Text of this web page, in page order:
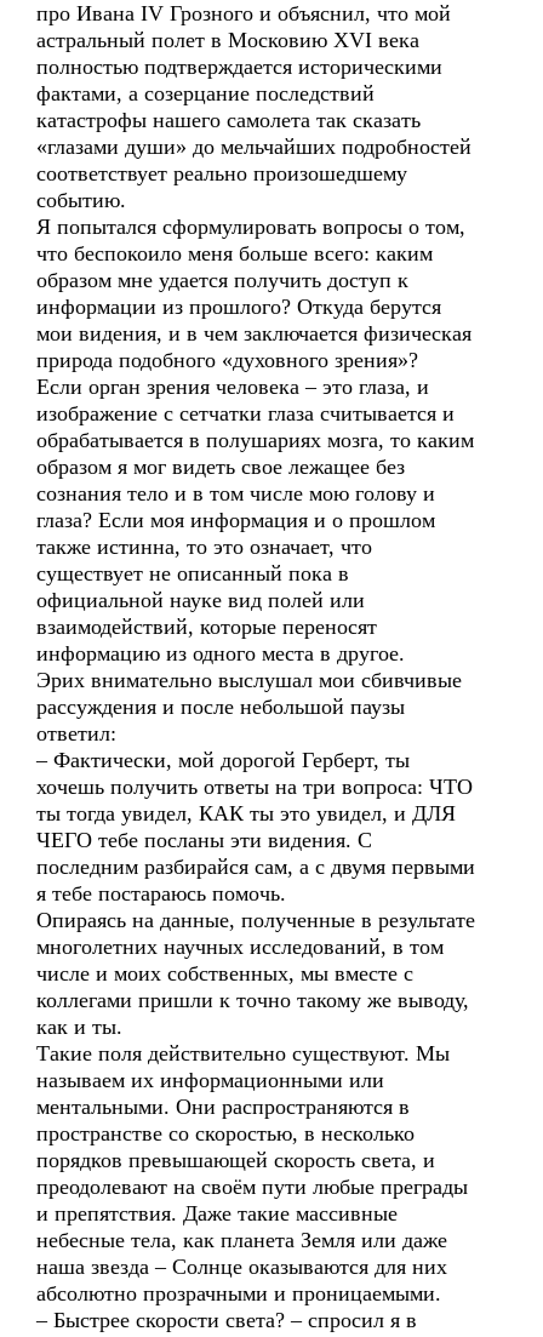
про Ивана IV Грозного и объяснил, что мой
астральный полет в Московию XVI века
полностью подтверждается историческими
фактами, а созерцание последствий
катастрофы нашего самолета так сказать
«глазами души» до мельчайших подробностей
соответствует реально произошедшему
событию.
Я попытался сформулировать вопросы о том,
что беспокоило меня больше всего: каким
образом мне удается получить доступ к
информации из прошлого? Откуда берутся
мои видения, и в чем заключается физическая
природа подобного «духовного зрения»?
Если орган зрения человека – это глаза, и
изображение с сетчатки глаза считывается и
обрабатывается в полушариях мозга, то каким
образом я мог видеть свое лежащее без
сознания тело и в том числе мою голову и
глаза? Если моя информация и о прошлом
также истинна, то это означает, что
существует не описанный пока в
официальной науке вид полей или
взаимодействий, которые переносят
информацию из одного места в другое.
Эрих внимательно выслушал мои сбивчивые
рассуждения и после небольшой паузы
ответил:
– Фактически, мой дорогой Герберт, ты
хочешь получить ответы на три вопроса: ЧТО
ты тогда увидел, КАК ты это увидел, и ДЛЯ
ЧЕГО тебе посланы эти видения. С
последним разбирайся сам, а с двумя первыми
я тебе постараюсь помочь.
Опираясь на данные, полученные в результате
многолетних научных исследований, в том
числе и моих собственных, мы вместе с
коллегами пришли к точно такому же выводу,
как и ты.
Такие поля действительно существуют. Мы
называем их информационными или
ментальными. Они распространяются в
пространстве со скоростью, в несколько
порядков превышающей скорость света, и
преодолевают на своём пути любые преграды
и препятствия. Даже такие массивные
небесные тела, как планета Земля или даже
наша звезда – Солнце оказываются для них
абсолютно прозрачными и проницаемыми.
– Быстрее скорости света? – спросил я в